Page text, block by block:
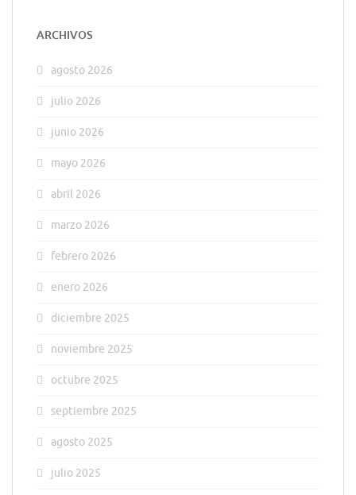
ARCHIVOS
agosto 2026
julio 2026
junio 2026
mayo 2026
abril 2026
marzo 2026
febrero 2026
enero 2026
diciembre 2025
noviembre 2025
octubre 2025
septiembre 2025
agosto 2025
julio 2025